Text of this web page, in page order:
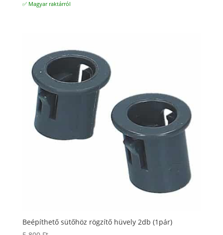
✅ Magyar raktárról
Beépíthető sütőhöz rögzítő hüvely 2db (1pár)